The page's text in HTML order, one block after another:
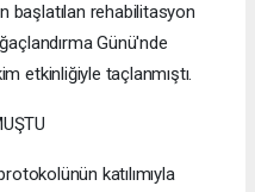
başlatılan rehabilitasyon
Günü'nde
etkinliğiyle taçlanmıştı.
katılımıyla